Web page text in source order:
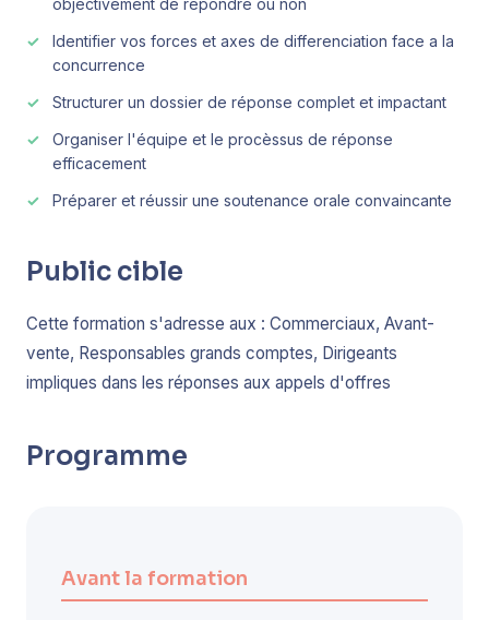
objectivement de répondre ou non
Identifier vos forces et axes de differenciation face a la
concurrence
Structurer un dossier de réponse complet et impactant
Organiser l'équipe et le procèssus de réponse
efficacement
Préparer et réussir une soutenance orale convaincante
Public cible
Cette formation s'adresse aux : Commerciaux, Avant-
vente, Responsables grands comptes, Dirigeants
impliques dans les réponses aux appels d'offres
Programme
Avant la formation